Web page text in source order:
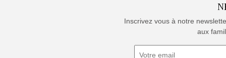
Inscrivez vous à notre
aux